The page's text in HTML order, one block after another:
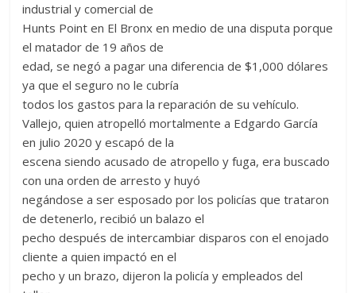
industrial y comercial de
Hunts Point en El Bronx en medio de una disputa porque
el matador de 19 años de
edad, se negó a pagar una diferencia de $1,000 dólares
ya que el seguro no le cubría
todos los gastos para la reparación de su vehículo.
Vallejo, quien atropelló mortalmente a Edgardo García
en julio 2020 y escapó de la
escena siendo acusado de atropello y fuga, era buscado
con una orden de arresto y huyó
negándose a ser esposado por los policías que trataron
de detenerlo, recibió un balazo el
pecho después de intercambiar disparos con el enojado
cliente a quien impactó en el
pecho y un brazo, dijeron la policía y empleados del